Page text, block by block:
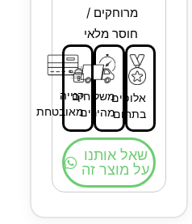
מרוחקים /
חוסר מלאי
אלופים
בתחום
משלוחים
מהירים
קנייה
מאובטחת
שאל אותנו
על מוצר זה